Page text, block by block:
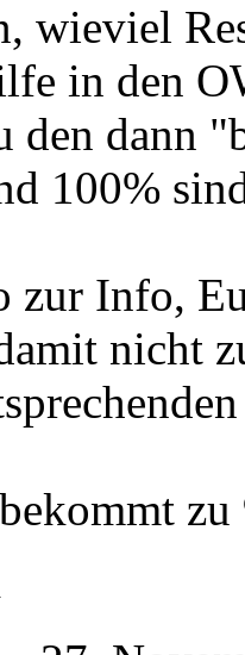
wieviel
in den
den dann
100%
zur Info,
nicht